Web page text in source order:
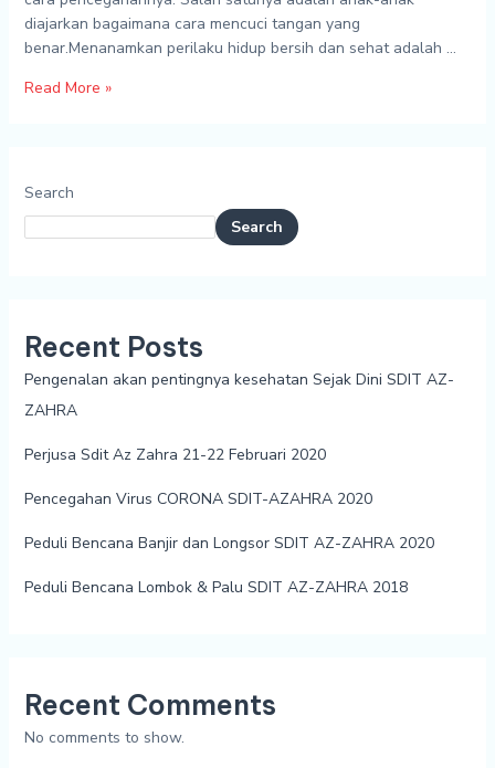
diajarkan bagaimana cara mencuci tangan yang
benar.Menanamkan perilaku hidup bersih dan sehat adalah …
Read More »
Search
Search
Recent Posts
Pengenalan akan pentingnya kesehatan Sejak Dini SDIT AZ-
ZAHRA
Perjusa Sdit Az Zahra 21-22 Februari 2020
Pencegahan Virus CORONA SDIT-AZAHRA 2020
Peduli Bencana Banjir dan Longsor SDIT AZ-ZAHRA 2020
Peduli Bencana Lombok & Palu SDIT AZ-ZAHRA 2018
Recent Comments
No comments to show.